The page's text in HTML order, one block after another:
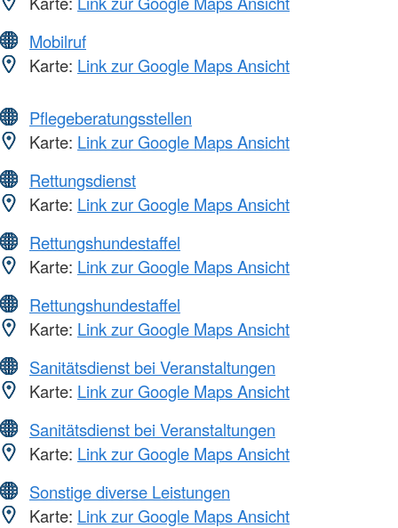
Mobilruf
Karte: Link zur Google Maps Ansicht
Pflegeberatungsstellen
Karte: Link zur Google Maps Ansicht
Rettungsdienst
Karte: Link zur Google Maps Ansicht
Rettungshundestaffel
Karte: Link zur Google Maps Ansicht
Rettungshundestaffel
Karte: Link zur Google Maps Ansicht
Sanitätsdienst bei Veranstaltungen
Karte: Link zur Google Maps Ansicht
Sanitätsdienst bei Veranstaltungen
Karte: Link zur Google Maps Ansicht
Sonstige diverse Leistungen
Karte: Link zur Google Maps Ansicht